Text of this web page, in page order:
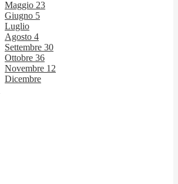
Maggio 23
Giugno 5
Luglio
Agosto 4
Settembre 30
Ottobre 36
Novembre 12
Dicembre